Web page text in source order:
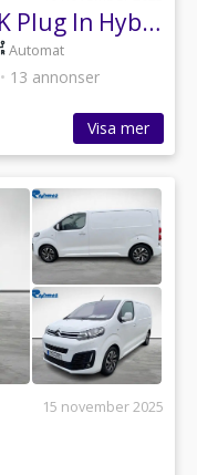
Kia Sorento OHEV 265 HK Plug In Hybrid S&V hjul
Automat
• 13 annonser
Visa mer
15 november 2025